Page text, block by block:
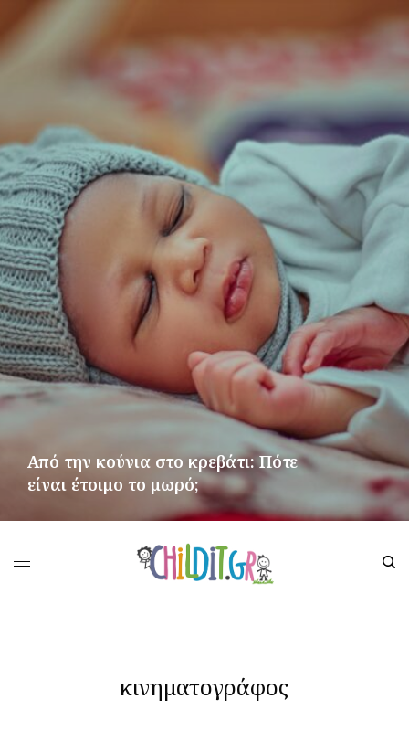
Από την κούνια στο κρεβάτι: Πότε
είναι έτοιμο το μωρό;
κινηματογράφος